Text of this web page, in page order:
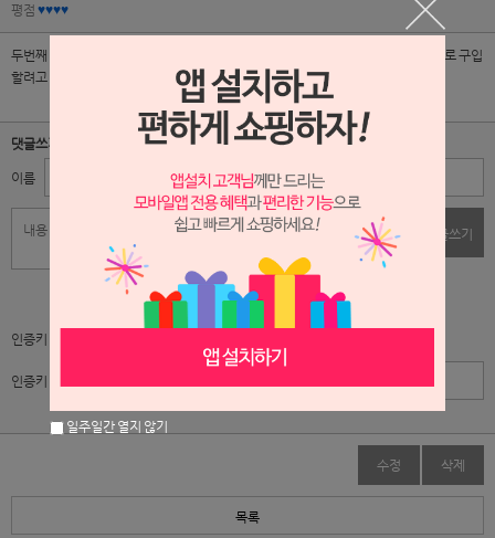
평점 ♥♥♥♥
두번째 구입해서 씁니다 길이가 짧은게 필요해서 구입햇습니다 다음에는 긴 스틱으로 구입
할려고 합니다 향은 잘 흡수하는데 어느정도 흡수가 되면 그다음에는 안되더라구요
댓글쓰기
이름 비밀번호
댓글쓰기
자동입력방지 프로그램
인증키 보기
인증키 입력
수정 삭제
목록
일주일간 열지 않기